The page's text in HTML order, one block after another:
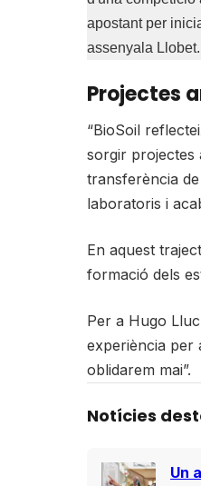
apostant per
assenyala Llobet.
Projectes
“BioSoil
sorgir projectes
transferència
laboratoris i
En aquest
formació dels
Per a Hugo
experiència per
oblidarem mai”.
Notícies
Un